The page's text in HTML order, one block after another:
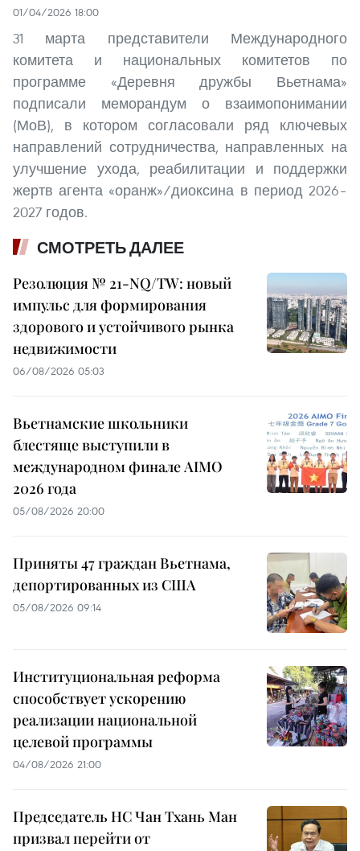
01/04/2026 18:00
31 марта представители Международного
комитета и национальных комитетов по
программе «Деревня дружбы Вьетнама»
подписали меморандум о взаимопонимании
(МоВ), в котором согласовали ряд ключевых
направлений сотрудничества, направленных на
улучшение ухода, реабилитации и поддержки
жертв агента «оранж»/диоксина в период 2026–
2027 годов.
СМОТРЕТЬ ДАЛЕЕ
Резолюция № 21-NQ/TW: новый
импульс для формирования
здорового и устойчивого рынка
недвижимости
06/08/2026 05:03
Вьетнамские школьники
блестяще выступили в
международном финале AIMO
2026 года
05/08/2026 20:00
Приняты 47 граждан Вьетнама,
депортированных из США
05/08/2026 09:14
Институциональная реформа
способствует ускорению
реализации национальной
целевой программы
04/08/2026 21:00
Председатель НС Чан Тхань Ман
призвал перейти от